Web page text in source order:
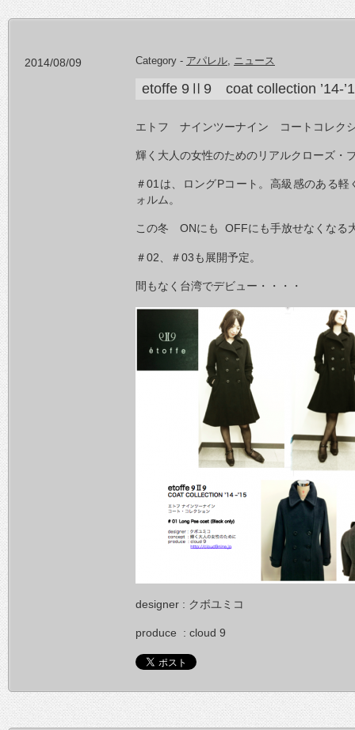
2014/08/09 Category - アパレル ニュース
etoffe 9Ⅱ9 coat collection ’14-
エトフ ナインツーナイン コートコレク
輝く大人の女性のためのリアルクローズ・
＃01は、ロングPコート。高級感のある
ォルム。
この冬 ONにも OFFにも手放せなくなる
＃02、＃03も展開予定。
間もなく台湾でデビュー・・・・
designer : クボユミコ
produce : cloud 9